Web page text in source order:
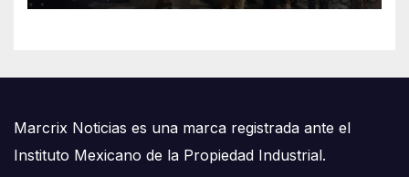
Marcrix Noticias es una marca registrada ante el
Instituto Mexicano de la Propiedad Industrial.